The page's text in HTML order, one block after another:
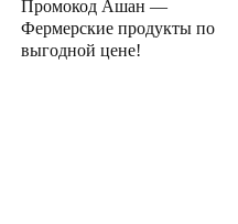
Промокод Ашан —
Фермерские продукты по
выгодной цене!